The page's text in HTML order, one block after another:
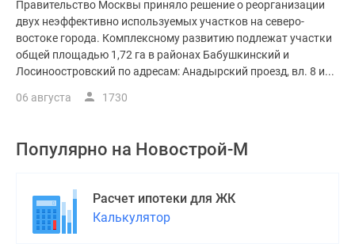
Правительство Москвы приняло решение о реорганизации
двух неэффективно используемых участков на северо-
востоке города. Комплексному развитию подлежат участки
общей площадью 1,72 га в районах Бабушкинский и
Лосиноостровский по адресам: Анадырский проезд, вл. 8 и...
06 августа 1730
Популярно на Новострой-М
Расчет ипотеки для ЖК
Калькулятор